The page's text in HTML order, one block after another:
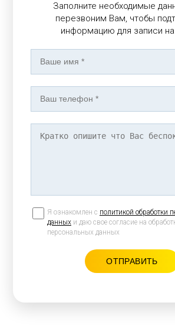
Заполните необходимые
перезвоним Вам, чтобы
информацию для записи
Я ознакомлен с политикой обработки
данныхи даю свое согласие на
персональных данных